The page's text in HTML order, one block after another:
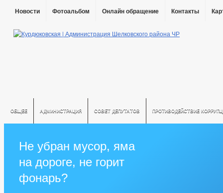
Новости Фотоальбом Онлайн обращение Контакты
ОБЩЕЕ АДМИНИСТРАЦИЯ СОВЕТ ДЕПУТАТОВ ПРОТИВОДЕЙСТВИЕ
Не убран мусор, яма
на дороге, не горит
фонарь?